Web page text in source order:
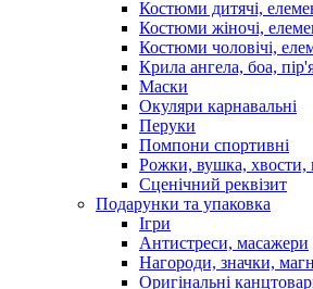
Костюми дитячі,
Костюми жіночі,
Костюми чоловічі,
Крила ангела, боа,
Маски
Окуляри карнавальні
Перуки
Помпони спортивні
Рожки, вушка, хвости,
Сценічний реквізит
Подарунки та упаковка
Ігри
Антистреси, масажери
Нагороди, значки,
Оригінальні